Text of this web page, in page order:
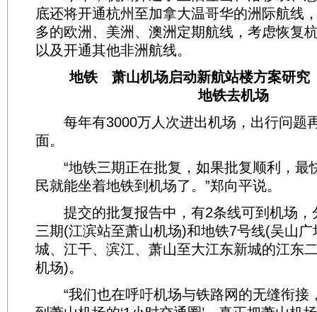
底还将开通杭州至加拿大温哥华的洲际航线
多的欧洲、美洲、澳洲定期航线，考虑恢复
以及开通其他非洲航线。
地铁 萧山机场启动新航站楼方案研究
地铁去机场
每年有3000万人次进出机场，出行问题
面。
“地铁三期正在批复，如果批复顺利，最
民就能坐着地铁到机场了。”郑向平说。
提交的批复报告中，有2条线可到机场，
三期(江滨站至萧山机场)和地铁7号线(吴山
城、江干、滨江、萧山至大江东新城的江东
机场)。
“我们也在呼吁机场与铁路网的无缝衔接